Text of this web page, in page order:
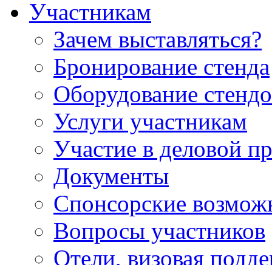
Участникам
Зачем выставляться?
Бронирование стенда
Оборудование
Услуги участникам
Участие в деловой
Документы
Спонсорские
Вопросы участников
Отели, визовая